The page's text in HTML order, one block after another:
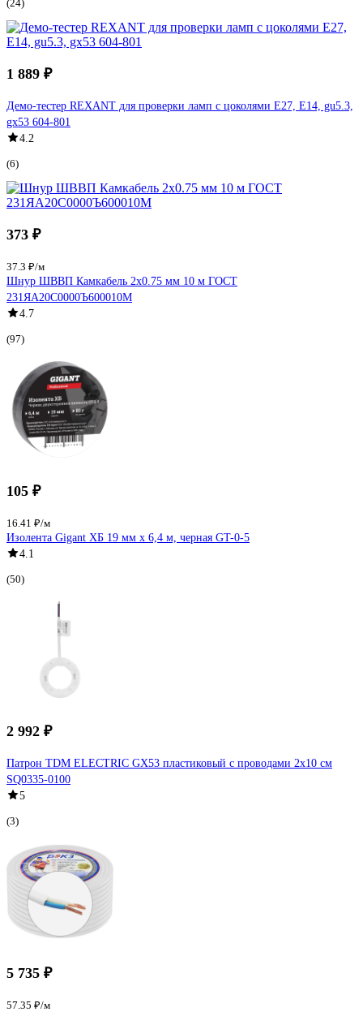
(24)
1 889 ₽
Демо-тестер REXANT для проверки ламп с цоколями Е27, Е14, gu5.3,
gx53 604-801
4.2
(6)
373 ₽
37.3 ₽/м
Шнур ШВВП Камкабель 2x0.75 мм 10 м ГОСТ
231ЯA20C0000Ъ600010М
4.7
(97)
105 ₽
16.41 ₽/м
Изолента Gigant ХБ 19 мм х 6,4 м, черная GT-0-5
4.1
(50)
2 992 ₽
Патрон TDM ELECTRIC GX53 пластиковый с проводами 2х10 см
SQ0335-0100
5
(3)
5 735 ₽
57.35 ₽/м